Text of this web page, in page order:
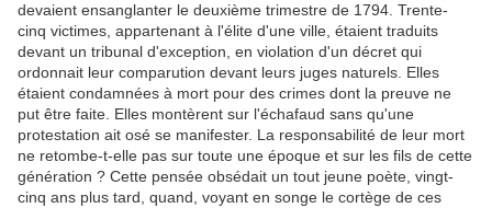
devaient ensanglanter le deuxième trimestre de 1794. Trente-
cinq victimes, appartenant à l'élite d'une ville, étaient traduits
devant un tribunal d'exception, en violation d'un décret qui
ordonnait leur comparution devant leurs juges naturels. Elles
étaient condamnées à mort pour des crimes dont la preuve ne
put être faite. Elles montèrent sur l'échafaud sans qu'une
protestation ait osé se manifester. La responsabilité de leur mort
ne retombe-t-elle pas sur toute une époque et sur les fils de cette
génération ? Cette pensée obsédait un tout jeune poète, vingt-
cinq ans plus tard, quand, voyant en songe le cortège de ces